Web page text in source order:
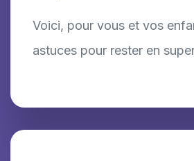
Voici, pour vous et vos
astuces pour rester en